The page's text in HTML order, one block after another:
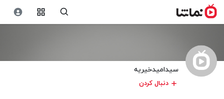
سیدامیدخیریه
دنبال کردن